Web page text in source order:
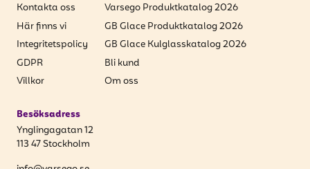
Kontakta oss
Här finns vi
Integritetspolicy
GDPR
Villkor
Varsego Produktkatalog 2026
GB Glace Produktkatalog 2026
GB Glace Kulglasskatalog 2026
Bli kund
Om oss
Besöksadress
Ynglingagatan 12
113 47 Stockholm